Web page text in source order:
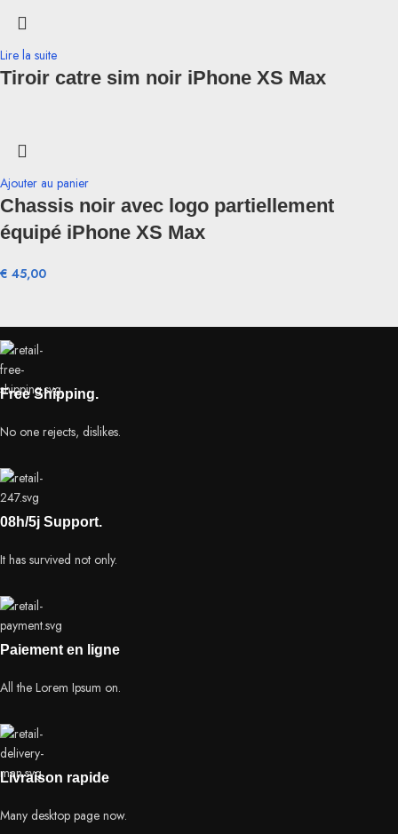
Lire la suite
Tiroir catre sim noir iPhone XS Max
Ajouter au panier
Chassis noir avec logo partiellement
équipé iPhone XS Max
€ 45,00
Free Shipping.
No one rejects, dislikes.
08h/5j Support.
It has survived not only.
Paiement en ligne
All the Lorem Ipsum on.
Livraison rapide
Many desktop page now.